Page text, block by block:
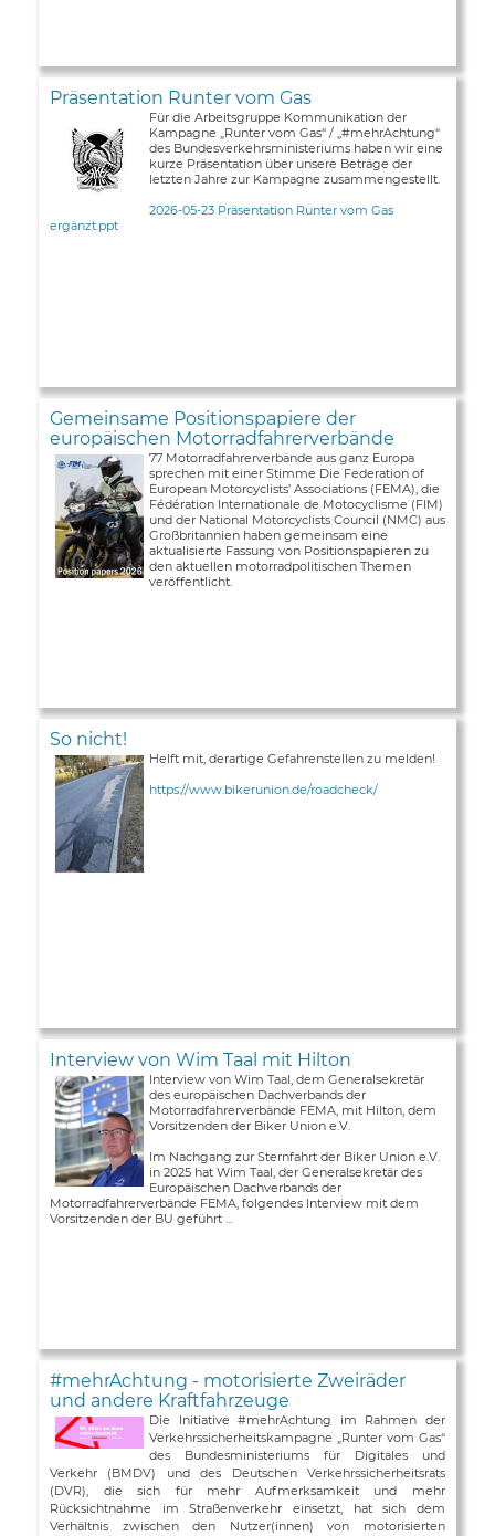
Präsentation Runter vom Gas
Für die Arbeitsgruppe Kommunikation der
Kampagne „Runter vom Gas“ / „#mehrAchtung“
des Bundesverkehrsministeriums haben wir eine
kurze Präsentation über unsere Beträge der
letzten Jahre zur Kampagne zusammengestellt.
2026-05-23 Präsentation Runter vom Gas
ergänzt.ppt
Gemeinsame Positionspapiere der
europäischen Motorradfahrerverbände
77 Motorradfahrerverbände aus ganz Europa
sprechen mit einer Stimme Die Federation of
European Motorcyclists’ Associations (FEMA), die
Fédération Internationale de Motocyclisme (FIM)
und der National Motorcyclists Council (NMC) aus
Großbritannien haben gemeinsam eine
aktualisierte Fassung von Positionspapieren zu
den aktuellen motorradpolitischen Themen
veröffentlicht.
So nicht!
Helft mit, derartige Gefahrenstellen zu melden!
https://www.bikerunion.de/roadcheck/
Interview von Wim Taal mit Hilton
Interview von Wim Taal, dem Generalsekretär
des europäischen Dachverbands der
Motorradfahrerverbände FEMA, mit Hilton, dem
Vorsitzenden der Biker Union e.V.
Im Nachgang zur Sternfahrt der Biker Union e.V.
in 2025 hat Wim Taal, der Generalsekretär des
Europäischen Dachverbands der
Motorradfahrerverbände FEMA, folgendes Interview mit dem
Vorsitzenden der BU geführt ...
#mehrAchtung - motorisierte Zweiräder
und andere Kraftfahrzeuge
Die Initiative #mehrAchtung im Rahmen der
Verkehrssicherheitskampagne „Runter vom Gas“
des Bundesministeriums für Digitales und
Verkehr (BMDV) und des Deutschen Verkehrssicherheitsrats
(DVR), die sich für mehr Aufmerksamkeit und mehr
Rücksichtnahme im Straßenverkehr einsetzt, hat sich dem
Verhältnis zwischen den Nutzer(innen) von motorisierten